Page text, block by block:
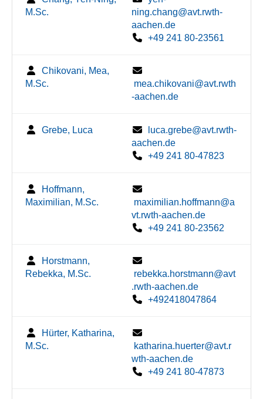
M.Sc.
ning.chang@avt.rwth-
aachen.de
+49 241 80-23561
Chikovani, Mea,
M.Sc.
mea.chikovani@avt.rwth
-aachen.de
Grebe, Luca
luca.grebe@avt.rwth-
aachen.de
+49 241 80-47823
Hoffmann,
Maximilian, M.Sc.
maximilian.hoffmann@a
vt.rwth-aachen.de
+49 241 80-23562
Horstmann,
Rebekka, M.Sc.
rebekka.horstmann@avt
.rwth-aachen.de
+492418047864
Hürter, Katharina,
M.Sc.
katharina.huerter@avt.r
wth-aachen.de
+49 241 80-47873